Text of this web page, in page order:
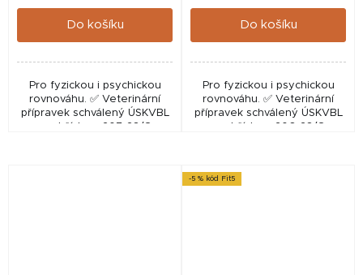
cena:
Do košíku
Pro fyzickou i psychickou
rovnováhu. ✅ Veterinární
přípravek schválený ÚSKVBL
pod číslem: 207-23/C
cena:
Do košíku
Pro fyzickou i psychickou
rovnováhu. ✅ Veterinární
přípravek schválený ÚSKVBL
pod číslem: 206-23/C
-5 % kód Fit5